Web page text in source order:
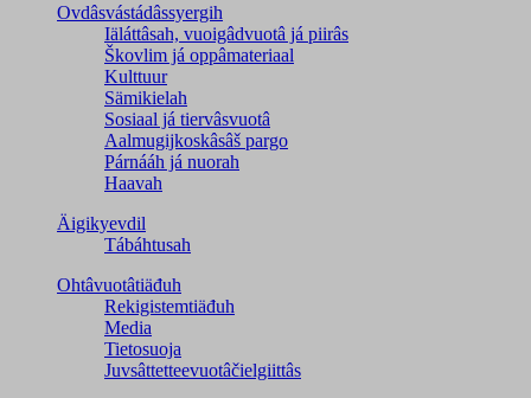
Ovdâsvástádâssyergih
Iäláttâsah, vuoigâdvuotâ já piirâs
Škovlim já oppâmateriaal
Kulttuur
Sämikielah
Sosiaal já tiervâsvuotâ
Aalmugijkoskâsâš pargo
Párnááh já nuorah
Haavah
Äigikyevdil
Tábáhtusah
Ohtâvuotâtiäđuh
Rekigistemtiäđuh
Media
Tietosuoja
Juvsâttetteevuotâčielgiittâs